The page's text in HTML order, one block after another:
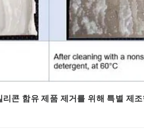
콘 함유 제품 제거를 위해 특별 제